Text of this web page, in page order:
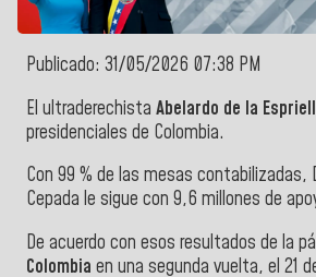
Publicado: 31/05/2026 07:38 PM
El ultraderechista Abelardo de la
presidenciales de Colombia.
Con 99 % de las mesas contabilizadas,
Cepada le sigue con 9,6 millones de
De acuerdo con esos resultados de la
Colombia en una segunda vuelta, el 21